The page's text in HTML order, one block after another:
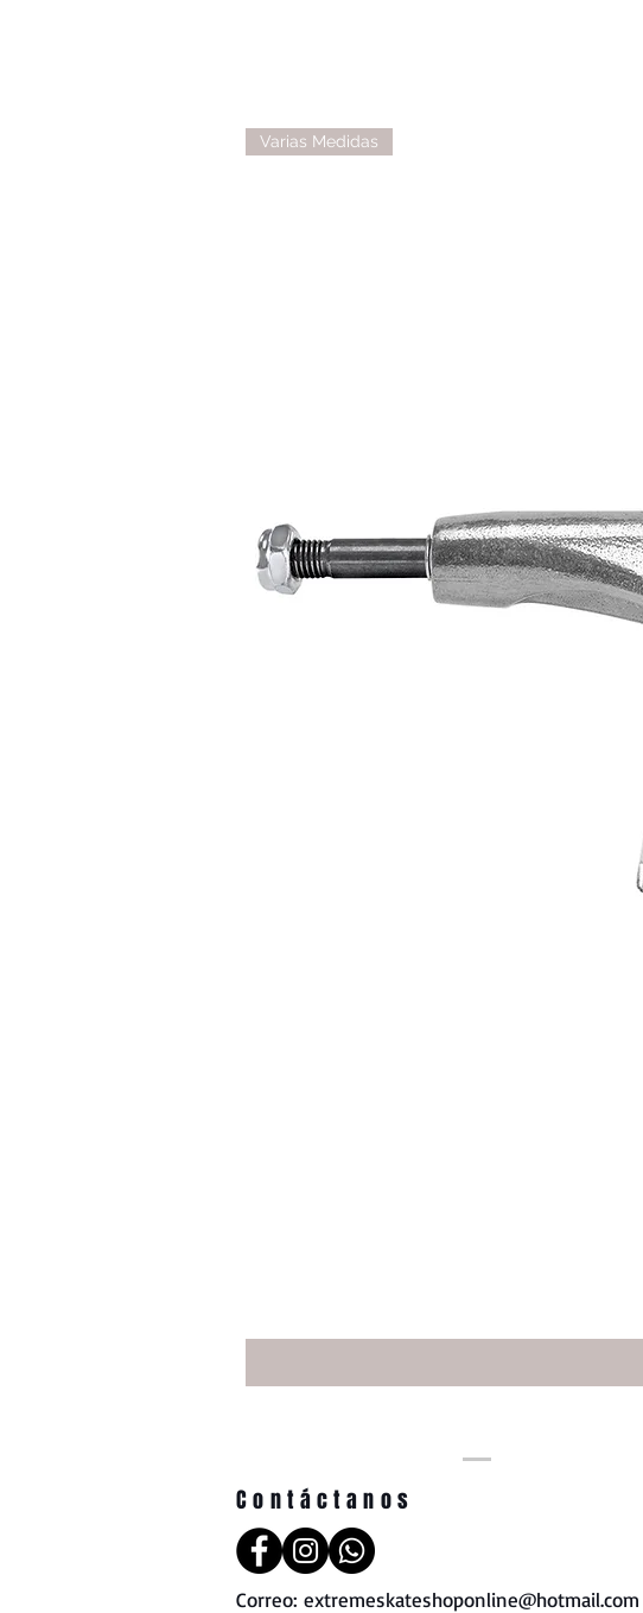
Varias Medidas
Contáctanos
Correo: extremeskateshoponline@hotmail.com